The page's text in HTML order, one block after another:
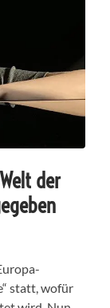
der
statt, wofür